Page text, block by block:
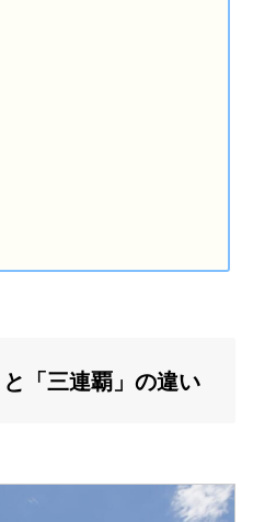
「三連覇」の違い